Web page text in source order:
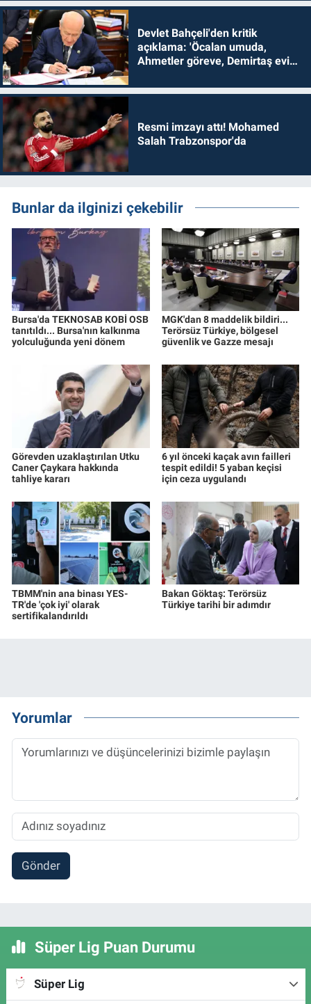
Devlet Bahçeli'den kritik
açıklama: 'Öcalan umuda,
Ahmetler göreve, Demirtaş evine
Resmi imzayı attı! Mohamed
Salah Trabzonspor'da
Bunlar da ilginizi çekebilir
Bursa'da TEKNOSAB KOBİ OSB
tanıtıldı... Bursa'nın kalkınma
yolculuğunda yeni dönem
MGK'dan 8 maddelik bildiri...
Terörsüz Türkiye, bölgesel
güvenlik ve Gazze mesajı
Görevden uzaklaştırılan Utku
Caner Çaykara hakkında
tahliye kararı
6 yıl önceki kaçak avın failleri
tespit edildi! 5 yaban keçisi
için ceza uygulandı
TBMM'nin ana binası YES-
TR'de 'çok iyi' olarak
sertifikalandırıldı
Bakan Göktaş: Terörsüz
Türkiye tarihi bir adımdır
Yorumlar
Gönder
Süper Lig Puan Durumu
Süper Lig